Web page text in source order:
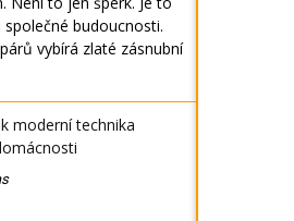
budoucnosti.
vybírá zlaté zásnubní
moderní technika